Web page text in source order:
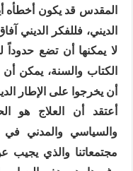
المقدس قد يكون أخطأه
الديني، فللفكر الديني
لا يمكنها أن تضع
الكتاب والسنة، يمكن
أن يخرجوا على الإطار
أعتقد أن العلاج هو
والسياسي والمدني في
مجتمعاتنا والذي يجيب